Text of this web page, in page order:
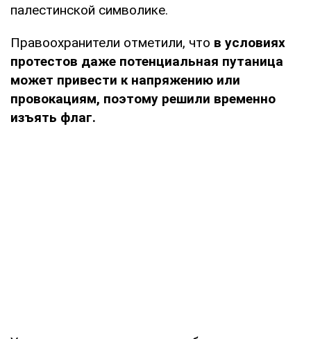
палестинской символике.
Правоохранители отметили, что в условиях
протестов даже потенциальная путаница
может привести к напряжению или
провокациям, поэтому решили временно
изъять флаг.